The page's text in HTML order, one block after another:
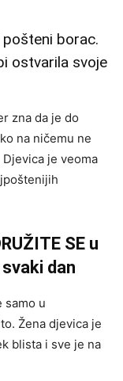
borac.
ostvarila svoje
zna da je do
na ničemu ne
je veoma
SE u
dan
samo u
Žena djevica je
blista i sve je na